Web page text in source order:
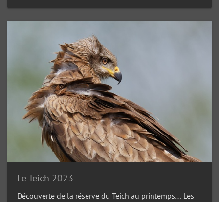
Le Teich 2023
Découverte de la réserve du Teich au printemps… Les